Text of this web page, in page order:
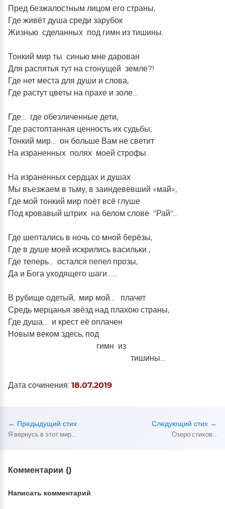
Пред безжалостным лицом его страны,
Где живёт душа среди зарубок
Жизнью сделанных под гимн из тишины.
Тонкий мир ты синью мне дарован
Для распятья тут на стонущей земле?!
Где нет места для души и слова,
Где растут цветы на прахе и золе…
Где… где обезличенные дети,
Где растоптанная ценность их судьбы;
Тонкий мир… он больше Вам не светит
На израненных полях моей строфы.
На израненных сердцах и душах
Мы въезжаем в тьму, в заиндевевший «май»,
Где мой тонкий мир поёт всё глуше
Под кровавый штрих на белом слове "Рай"…
Где шептались в ночь со мной берёзы,
Где в душе моей искрились васильки ,
Где теперь... остался пепел прозы,
Да и Бога уходящего шаги……
В рубище одетый, мир мой... плачет
Средь мерцанья звёзд над плахою страны,
Где душа… и крест её оплачен
Новым веком здесь, под
гимн из
тишины...
Дата сочинения: 18.07.2019
← Предыдущий стих
Я вернусь в этот мир...
Следующий стих →
Озеро стихов...
Комментарии ()
Написать комментарий
Памяти поэтессы Тарасенко Н.А. посвящается…
22.03.24_Крокус Сити_Вечная память...
«Склонилась, как мать, над могилой берёза…»
Памяти Юрия Шатунова…
Памяти Леонида Казьмина... К 80 – ти летию
Памяти Александра Скрынникова, бойца ЧВК